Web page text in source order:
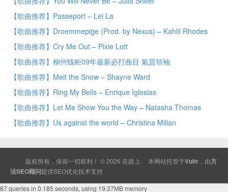
【歌曲推荐】Passeport – Lei La
【歌曲推荐】Droemmepige (Prod. by Nexus) – Kahlil Rhodes
【歌曲推荐】Cry Me Out – Pixie Lott
【歌曲推荐】柳州钱柜09年最新必打曲目 氣質領袖
【歌曲推荐】Melt the Snow – Shayne Ward
【歌曲推荐】Ring My Bells – Enrique Iglesias
【歌曲推荐】Let Me Show You the Way – Natasha Thomas
【歌曲推荐】Us against the world – Christina Milian
版权所有，保留一切权利！ © 2026 在路上 本网站托管于Vultr ，由方
法SEO顾问提供SEO优化技术支持
87 queries in 0.185 seconds, using 19.37MB memory